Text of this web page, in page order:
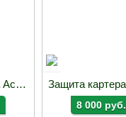
Защита картера Acerbis для Kawasaki KX250 25-26
8 000 руб.